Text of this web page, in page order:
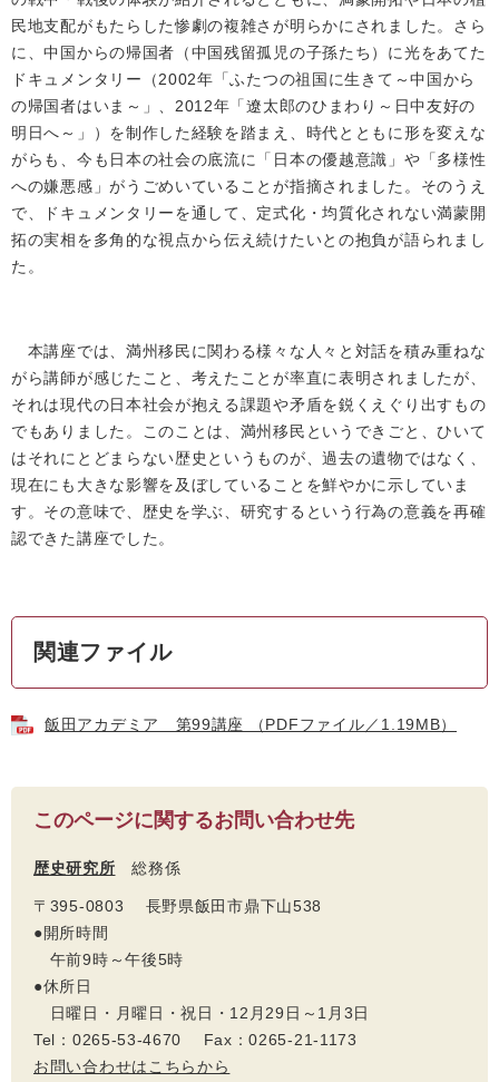
民地支配がもたらした惨劇の複雑さが明らかにされました。さら
に、中国からの帰国者（中国残留孤児の子孫たち）に光をあてた
ドキュメンタリー（2002年「ふたつの祖国に生きて～中国から
の帰国者はいま～」、2012年「遼太郎のひまわり～日中友好の
明日へ～」）を制作した経験を踏まえ、時代とともに形を変えな
がらも、今も日本の社会の底流に「日本の優越意識」や「多様性
への嫌悪感」がうごめいていることが指摘されました。そのうえ
で、ドキュメンタリーを通して、定式化・均質化されない満蒙開
拓の実相を多角的な視点から伝え続けたいとの抱負が語られまし
た。
本講座では、満州移民に関わる様々な人々と対話を積み重ねな
がら講師が感じたこと、考えたことが率直に表明されましたが、
それは現代の日本社会が抱える課題や矛盾を鋭くえぐり出すもの
でもありました。このことは、満州移民というできごと、ひいて
はそれにとどまらない歴史というものが、過去の遺物ではなく、
現在にも大きな影響を及ぼしていることを鮮やかに示していま
す。その意味で、歴史を学ぶ、研究するという行為の意義を再確
認できた講座でした。
関連ファイル
飯田アカデミア 第99講座 （PDFファイル／1.19MB）
このページに関するお問い合わせ先
歴史研究所 総務係
〒395-0803 長野県飯田市鼎下山538
●開所時間
午前9時～午後5時
●休所日
日曜日・月曜日・祝日・12月29日～1月3日
Tel：0265-53-4670 Fax：0265-21-1173
お問い合わせはこちらから